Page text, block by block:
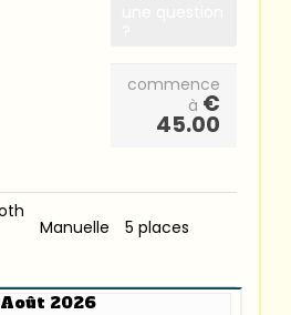
commence
à €
45.00
Manuelle
5 places
Août 2026